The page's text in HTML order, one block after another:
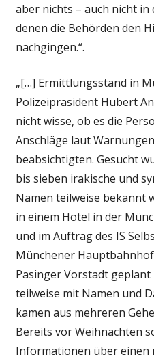
aber nichts – auch nicht in
denen die Behörden den
nachgingen.“.
„[…] Ermittlungsstand in
Polizeipräsident Hubert
nicht wisse, ob es die
Anschläge laut
beabsichtigten. Gesucht
bis sieben irakische und
Namen teilweise bekannt
in einem Hotel in der
und im Auftrag des IS
Münchener
Pasinger Vorstadt geplant
teilweise mit Namen und
kamen aus mehreren
Bereits vor Weihnachten
Informationen über einen